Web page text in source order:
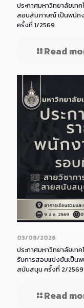
ประกาศมหาวิทยาลัยเท
สอบสัมภาษณ์ เป็นพนัก
ครั้งที่ 1/2569
Read
03/08/2026
ประกาศมหาวิทยาลัยเท
รับการสอบแข่งขันเป็น
สนับสนุน ครั้งที่ 2/2569
Read